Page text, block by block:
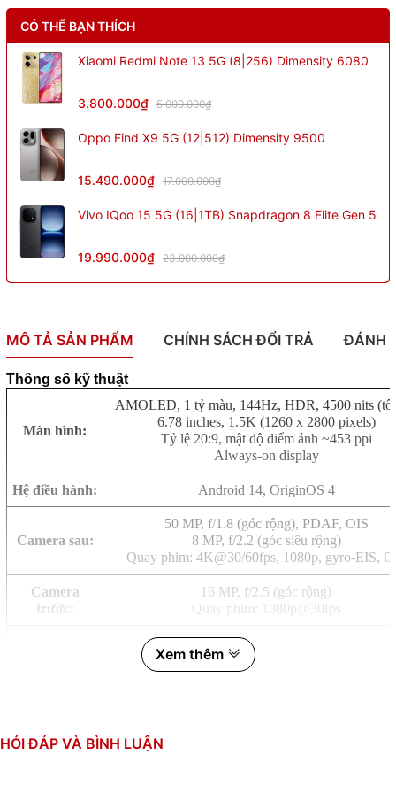
CÓ THỂ BẠN THÍCH
Xiaomi Redmi Note 13 5G (8|256) Dimensity 6080
3.800.000₫ 5.000.000₫
Oppo Find X9 5G (12|512) Dimensity 9500
15.490.000₫ 17.000.000₫
Vivo IQoo 15 5G (16|1TB) Snapdragon 8 Elite Gen 5
19.990.000₫ 23.000.000₫
MÔ TẢ SẢN PHẨM CHÍNH SÁCH ĐỔI TRẢ ĐÁNH
Thông số kỹ thuật
Màn hình:
AMOLED, 1 tỷ màu, 144Hz, HDR, 4500 nits
6.78 inches, 1.5K (1260 x 2800 pixels)
Tỷ lệ 20:9, mật độ điểm ảnh ~453 ppi
Always-on display
Hệ điều hành: Android 14, OriginOS 4
Camera sau:
50 MP, f/1.8 (góc rộng), PDAF, OIS
8 MP, f/2.2 (góc siêu rộng)
Quay phim: 4K@30/60fps, 1080p, gyro-EIS,
Camera
trước:
16 MP, f/2.5 (góc rộng)
Quay phim: 1080p@30fps
Qualcomm SM8635 Snapdragon 8s Gen 3 (4
8 nhân (1x3.0 GHz & 4x2.8 GHz & 3x2.0
GPU: Adreno 735
Bộ nhớ trong:
Xem thêm
HỎI ĐÁP VÀ BÌNH LUẬN